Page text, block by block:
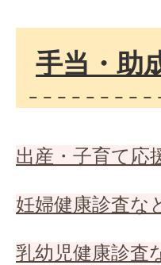
手当・助
出産・子育て応
妊婦健康診査な
乳幼児健康診査